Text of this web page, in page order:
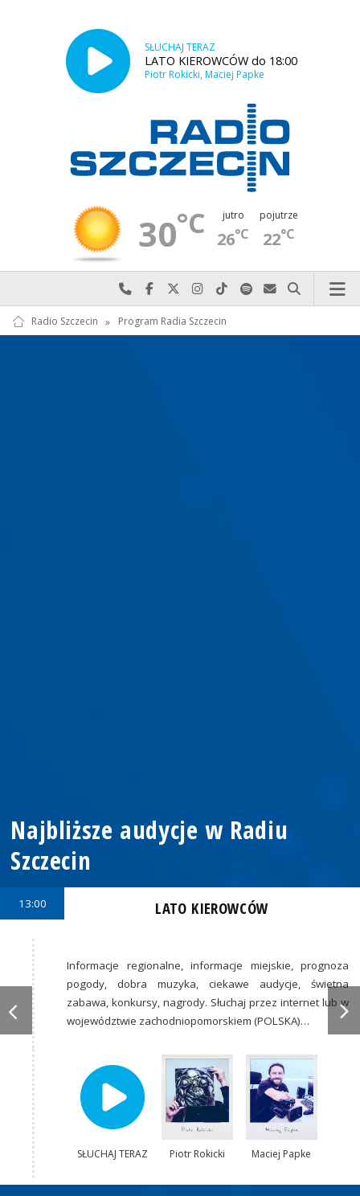
SŁUCHAJ TERAZ
LATO KIEROWCÓW do 18:00
Piotr Rokicki, Maciej Papke
30°C jutro
26°C
pojutrze
22°C
Najlepiej po prostu do nas zadzwoń
Odwiedź nas na Facebook-u
Odwiedź nas na X
Odwiedź nas na Instagram-ie
Odwiedź nas na TikTok-u
Szukaj nas na Spotify
Wyślij do nas
Szukaj
Radio Szczecin » Program Radia Szczecin
Najbliższe audycje w Radiu
Szczecin
13:00 LATO KIEROWCÓW
Informacje regionalne, informacje miejskie, prognoza
pogody, dobra muzyka, ciekawe audycje, świetna
zabawa, konkursy, nagrody. Słuchaj przez internet lub w
województwie zachodniopomorskiem (POLSKA)…
SŁUCHAJ TERAZ Piotr Rokicki Maciej Papke